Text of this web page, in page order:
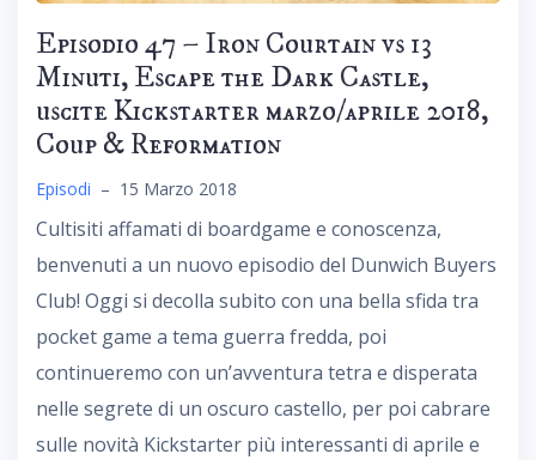
Episodio 47 – Iron Courtain vs 13
Minuti, Escape the Dark Castle,
uscite Kickstarter marzo/aprile 2018,
Coup & Reformation
Episodi – 15 Marzo 2018
Cultisiti affamati di boardgame e conoscenza,
benvenuti a un nuovo episodio del Dunwich Buyers
Club! Oggi si decolla subito con una bella sfida tra
pocket game a tema guerra fredda, poi
continueremo con un’avventura tetra e disperata
nelle segrete di un oscuro castello, per poi cabrare
sulle novità Kickstarter più interessanti di aprile e